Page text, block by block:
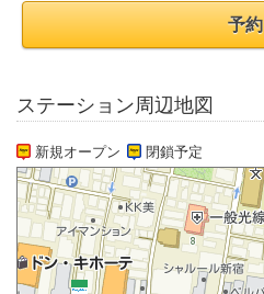
予約
ステーション周辺地図
新規オープン 閉鎖予定